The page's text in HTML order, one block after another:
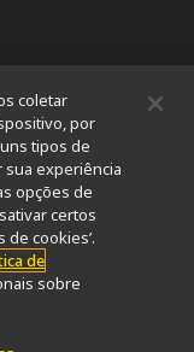
Objetivas
coletar
por
tipos de
experiência
opções de
certos
cookies’.
de
sobre